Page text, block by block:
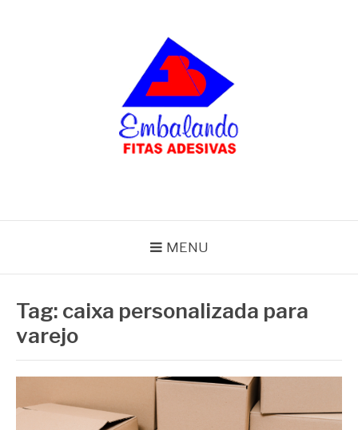
MENU
Tag: caixa personalizada para
varejo